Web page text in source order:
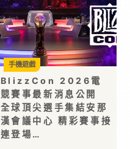
BlizzCon 2026電
競賽事最新消息公開
全球頂尖選手集結安那
漢會議中心 精彩賽事接
連登場…
手機遊戲